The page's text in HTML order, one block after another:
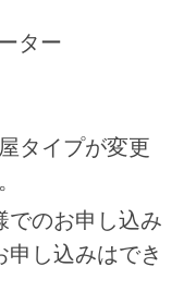
ター
タイプが変更
でのお申し込み
申し込みはでき